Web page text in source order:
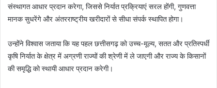
संस्थागत आधार प्रदान करेगा, जिससे निर्यात प्रक्रियाएं सरल होंगी, गुणवत्ता
मानक सुधरेंगे और अंतरराष्ट्रीय खरीदारों से सीधा संपर्क स्थापित होगा।
उन्होंने विश्वास जताया कि यह पहल छत्तीसगढ़ को उच्च-मूल्य, सतत और प्रतिस्पर्धी
कृषि निर्यात के क्षेत्र में अग्रणी राज्यों की श्रेणी में ले जाएगी और राज्य के किसानों
की समृद्धि को स्थायी आधार प्रदान करेगी।